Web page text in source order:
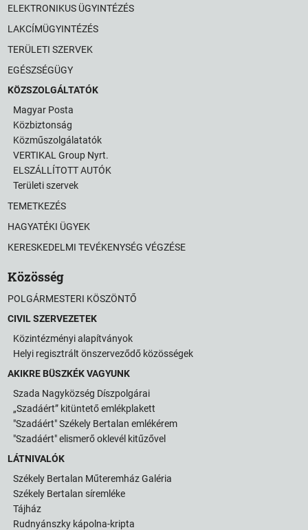
ELEKTRONIKUS ÜGYINTÉZÉS
LAKCÍMÜGYINTÉZÉS
TERÜLETI SZERVEK
EGÉSZSÉGÜGY
KÖZSZOLGÁLTATÓK
Magyar Posta
Közbiztonság
Közműszolgálatatók
VERTIKAL Group Nyrt.
ELSZÁLLÍTOTT AUTÓK
Területi szervek
TEMETKEZÉS
HAGYATÉKI ÜGYEK
KERESKEDELMI TEVÉKENYSÉG VÉGZÉSE
Közösség
POLGÁRMESTERI KÖSZÖNTŐ
CIVIL SZERVEZETEK
Közintézményi alapítványok
Helyi regisztrált önszerveződő közösségek
AKIKRE BÜSZKÉK VAGYUNK
Szada Nagyközség Díszpolgárai
„Szadáért” kitüntető emlékplakett
"Szadáért" Székely Bertalan emlékérem
"Szadáért" elismerő oklevél kitűzővel
LÁTNIVALÓK
Székely Bertalan Műteremház Galéria
Székely Bertalan síremléke
Tájház
Rudnyánszky kápolna-kripta